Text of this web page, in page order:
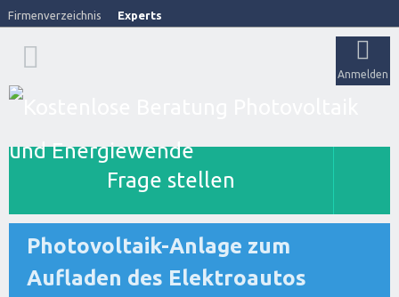
Firmenverzeichnis Experts
Anmelden
Frage stellen
Photovoltaik-Anlage zum
Aufladen des Elektroautos